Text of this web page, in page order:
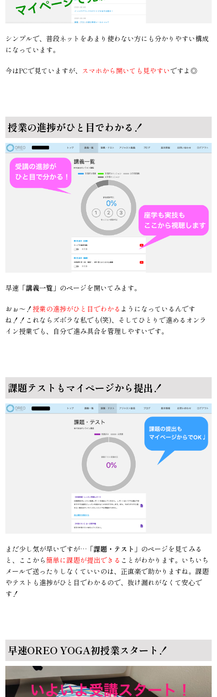
シンプルで、普段ネットをあまり使わない方にも分かりやすい構成
になっています。
今はPCで見ていますが、 スマホから開いても見やすいですよ◎
授業の進捗がひと目でわかる！
早速「講義一覧 」のページを開いてみます。
おぉ〜！ 授業の進捗がひと目でわかる ようになっているんです
ね！！これならズボラな私でも(笑)、そしてひとりで進めるオンラ
イン授業でも、自分で進み具合を管理しやすいです。
課題テストもマイページから提出！
まだ少し気が早いですが…「課題・テスト 」のページを見てみる
と、ここから 簡単に課題が提出できる ことがわかります。いちいち
メールで送ったりしなくていいのは、正直楽で助かりますね。課題
やテストも進捗がひと目でわかるので、抜け漏れがなくて安心で
す！
早速OREO YOGA初授業スタート！